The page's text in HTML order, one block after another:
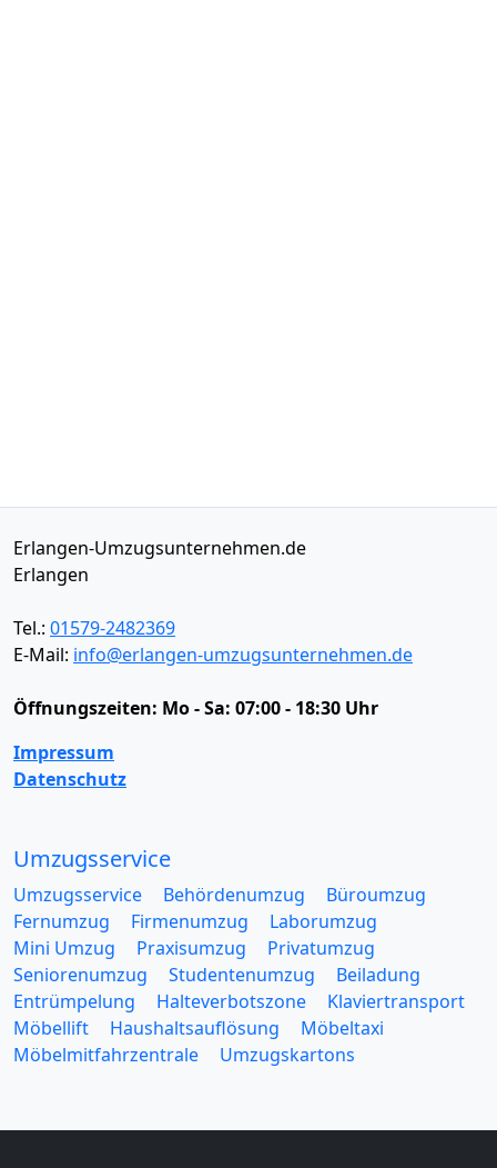
Erlangen-Umzugsunternehmen.de
Erlangen
Tel.: 01579-2482369
E-Mail: info@erlangen-umzugsunternehmen.de
Öffnungszeiten: Mo - Sa: 07:00 - 18:30 Uhr
Impressum
Datenschutz
Umzugsservice
Umzugsservice Behördenumzug
Büroumzug
Fernumzug
Firmenumzug
Laborumzug
Mini Umzug
Praxisumzug
Privatumzug
Seniorenumzug
Studentenumzug
Beiladung
Entrümpelung
Halteverbotszone
Klaviertransport
Möbellift
Haushaltsauflösung
Möbeltaxi
Möbelmitfahrzentrale
Umzugskartons